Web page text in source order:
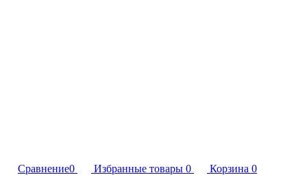
Сравнение0 Избранные товары 0 Корзина 0